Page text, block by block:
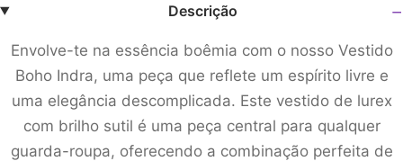
Descrição
Envolve-te na essência boêmia com o nosso Vestido
Boho Indra, uma peça que reflete um espírito livre e
uma elegância descomplicada. Este vestido de lurex
com brilho sutil é uma peça central para qualquer
guarda-roupa, oferecendo a combinação perfeita de